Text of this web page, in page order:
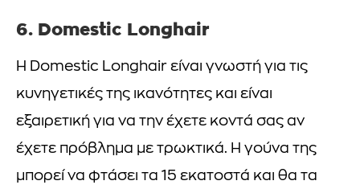
6. Domestic Longhair
Η Domestic Longhair είναι γνωστή για τις
κυνηγετικές της ικανότητες και είναι
εξαιρετική για να την έχετε κοντά σας αν
έχετε πρόβλημα με τρωκτικά. Η γούνα της
μπορεί να φτάσει τα 15 εκατοστά και θα τα